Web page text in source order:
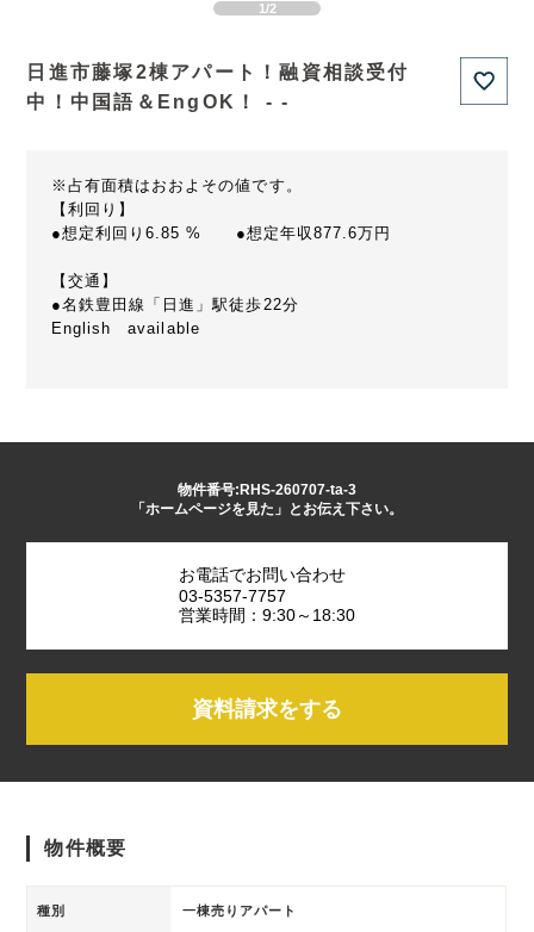
1/2
日進市藤塚2棟アパート！融資相談受付
中！中国語＆EngOK！ - -
※占有面積はおおよその値です。
【利回り】
●想定利回り6.85 % ●想定年収877.6万円
【交通】
●名鉄豊田線「日進」駅徒歩22分
English available
物件番号:RHS-260707-ta-3
「ホームページを見た」とお伝え下さい。
お電話でお問い合わせ
03-5357-7757
営業時間：9:30～18:30
資料請求をする
物件概要
種別 一棟売りアパート